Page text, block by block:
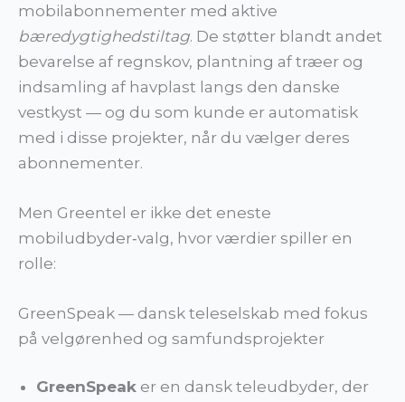
mobilabonnementer med aktive
bæredygtighedstiltag. De støtter blandt andet
bevarelse af regnskov, plantning af træer og
indsamling af havplast langs den danske
vestkyst — og du som kunde er automatisk
med i disse projekter, når du vælger deres
abonnementer.
Men Greentel er ikke det eneste
mobiludbyder‑valg, hvor værdier spiller en
rolle:
GreenSpeak — dansk teleselskab med fokus
på velgørenhed og samfundsprojekter
GreenSpeak er en dansk teleudbyder, der